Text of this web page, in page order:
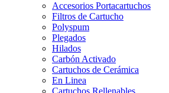
Accesorios Portacartuchos
Filtros de Cartucho
Polyspum
Plegados
Hilados
Carbón Activado
Cartuchos de Cerámica
En Linea
Cartuchos Rellenables